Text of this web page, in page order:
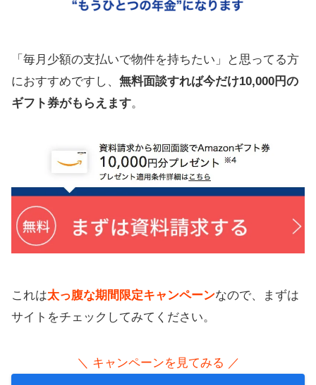
「毎月少額の支払いで物件を持ちたい」と思ってる方
におすすめですし、 無料面談すれば今だけ10,000円の
ギフト券がもらえます。
これは太っ腹な期間限定キャンペーンなので、まずは
サイトをチェックしてみてください。
＼ キャンペーンを見てみる ／